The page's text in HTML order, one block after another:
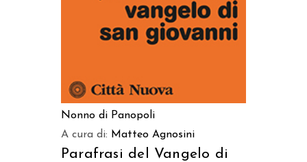
Nonno di Panopoli
A cura di: Matteo Agnosini
Parafrasi del Vangelo di